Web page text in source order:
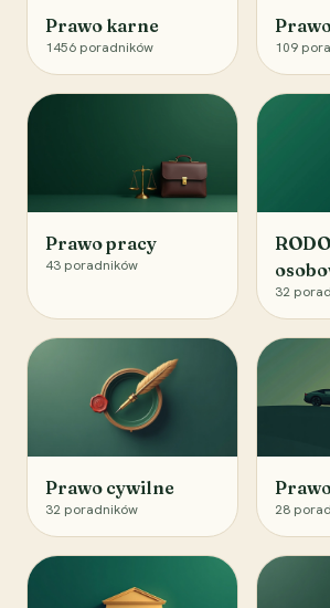
Prawo karne
1456 poradników 109
Prawo pracy
43 poradników
32
Prawo cywilne
32 poradników 28